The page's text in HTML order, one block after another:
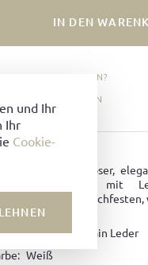
und Ihr
Ihr
Cookie-
IN DEN
NICHT VORHANDEN?
HINZUFÜGEN
ist ein zeitloser,
Grain Leder mit
Holland Grain Leder
Weiß